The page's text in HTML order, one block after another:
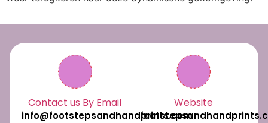
Contact us By Email
info@footstepsandhandprints.com
Website